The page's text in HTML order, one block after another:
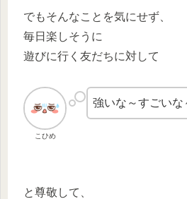
でもそんなことを気にせず、
毎日楽しそうに
遊びに行く友だちに対して
こひめ
強いな～すごいな
と尊敬して、